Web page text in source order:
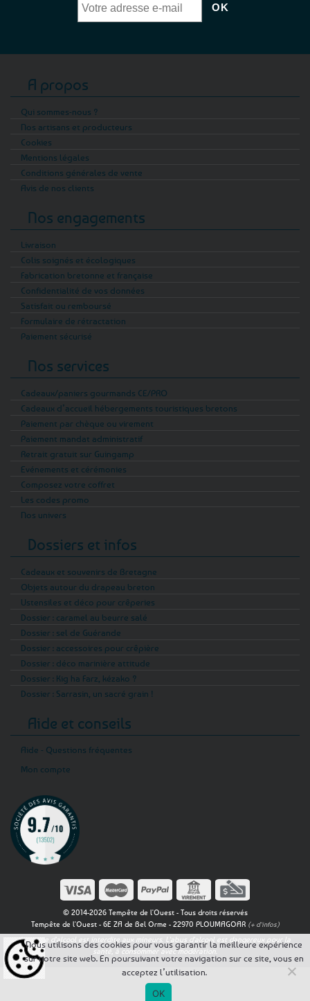
A propos
Qui sommes-nous ?
Nos artisans et producteurs
Cookies
Mentions légales
Conditions générales de vente
Avis de nos clients
Nos engagements
Livraison
Colis soignés et écologiques
Fabrication bretonne et française
Confidentialité de vos données
Satisfait ou remboursé
Formulaire de rétractation
Paiement sécurisé
Nos services
Cadeaux/paniers gourmands CE/PRO
Cadeaux d’accueil hébergements touristiques bretons
Paiement par chèque ou virement
Paiement mandat administratif
Retrait gratuit sur Guingamp
Evénements et cérémonies
Composez votre coffret
Les codes promo
Nos univers
Dossiers et infos
Cadeaux et souvenirs de Bretagne
Objets autour du drapeau breton
Ustensiles et déco pour crêperies
Dossier : caramel au beurre salé
Dossier : sel de Guérande
Dossier : accessoires pour crêpière
Dossier : déco marinière attitude
Dossier : Kig ha Farz, kézako ?
Dossier : Sarrasin, un sacré grain !
Aide et conseils
Aide - Questions fréquentes
Mon compte
© 2014-2026 Tempête de l'Ouest - Tous droits réservés
Tempête de l'Ouest - 6E ZA de Bel Orme - 22970 PLOUMAGOAR (+ d'infos)
La vente d'alcool est interdite aux mineurs. L'abus d'alcool est dangereux pour la
santé, à consommer avec modération.
Nous utilisons des cookies pour vous garantir la meilleure expérience
sur notre site web. En poursuivant votre navigation sur ce site, vous en
acceptez l’utilisation.
OK